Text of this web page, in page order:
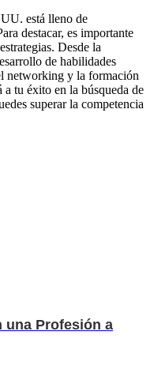
está lleno de
destacar, es importante
Desde la
de habilidades
networking y la formación
tu éxito en la búsqueda de
superar la competencia
una Profesión a